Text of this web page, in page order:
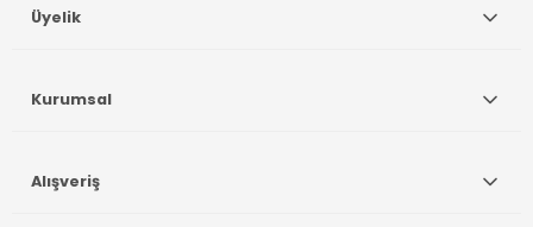
Üyelik
Kurumsal
Alışveriş